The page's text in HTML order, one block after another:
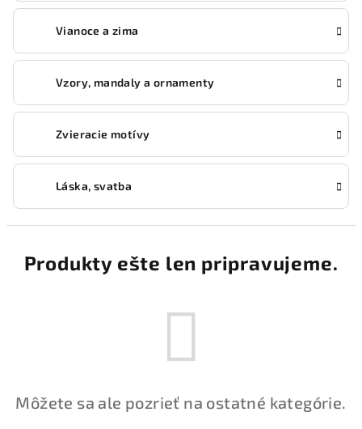
Vianoce a zima
Vzory, mandaly a ornamenty
Zvieracie motívy
Láska, svatba
Produkty ešte len pripravujeme.
Môžete sa ale pozrieť na ostatné kategórie.